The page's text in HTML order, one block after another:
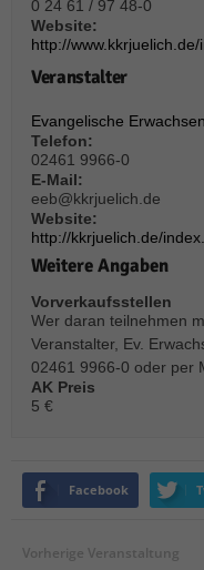
0 24 61 / 97 48-0
Website:
http://
Veranstalter
Evangelische
Telefon:
02461 9966-0
E-Mail:
eeb@kkrjuelich.de
Website:
http://kkrjuelich.de/
Weitere Angaben
Vorverkaufsstellen
Wer daran teilnehmen
Veranstalter, Ev.
02461 9966-0 oder per
AK Preis
5 €
Facebook
Vorherige Veranstaltung
Externe Medien (6)
Inhalte von
standardmäßig blockiert.
werden, bedarf der Zugriff
mehr.
powered by Borlabs Cookie